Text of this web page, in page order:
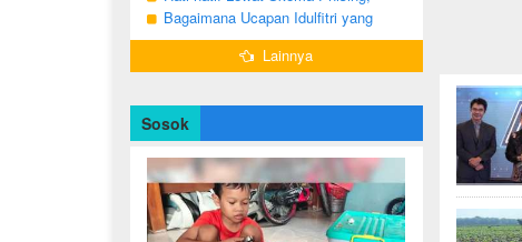
Agar Tidak Menggangu
Akun Instagram Bisa Dibajak Kurang
dari 3 Menit
Bagaimana Ucapan Idulfitri yang
Benar Sesuai Sunah Rasulullah
Lainnya
Sosok